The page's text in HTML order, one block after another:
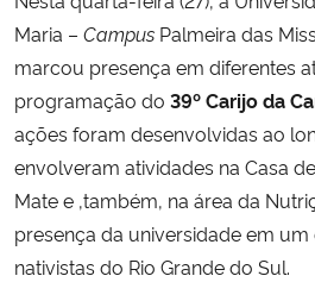
Secretaria de Governo
Gabinete de Segurança Institucional
Advocacia-Geral da União
Maria – Campus Palmeira das
marcou presença em diferentes
programação do 39º Carijo da
ações foram desenvolvidas ao
envolveram atividades na Casa
Mate e ,também, na área da
presença da universidade em
nativistas do Rio Grande do Sul.